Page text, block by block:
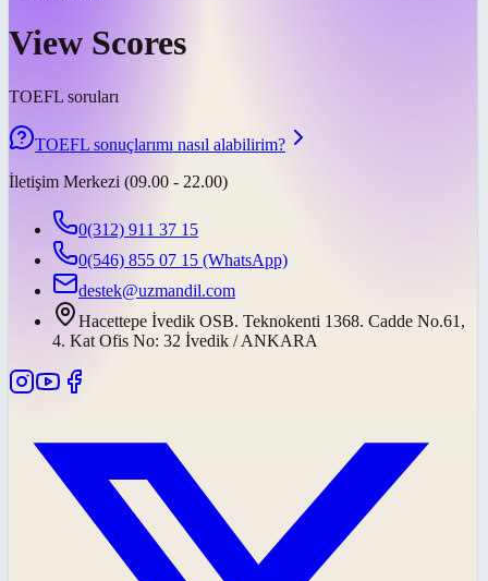
View Scores
TOEFL soruları
TOEFL sonuçlarımı nasıl alabilirim?
İletişim Merkezi (09.00 - 22.00)
0(312) 911 37 15
0(546) 855 07 15 (WhatsApp)
destek@uzmandil.com
Hacettepe İvedik OSB. Teknokenti 1368. Cadde No.61,
4. Kat Ofis No: 32 İvedik / ANKARA